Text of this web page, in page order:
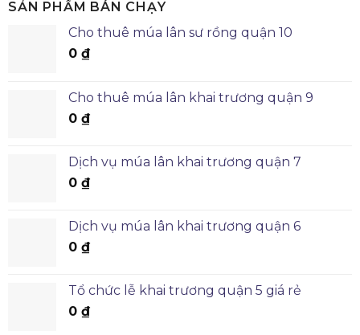
SẢN PHẨM BÁN CHẠY
Cho thuê múa lân sư rồng quận 10
0 ₫
Cho thuê múa lân khai trương quận 9
0 ₫
Dịch vụ múa lân khai trương quận 7
0 ₫
Dịch vụ múa lân khai trương quận 6
0 ₫
Tổ chức lễ khai trương quận 5 giá rẻ
0 ₫